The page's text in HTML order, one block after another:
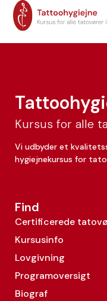
Ralf
Kursus for alle
Vi udbyder et
hygiejnekursus for
Find
Certificerede
Kursusinfo
Lovgivning
Programoversigt
Biograf